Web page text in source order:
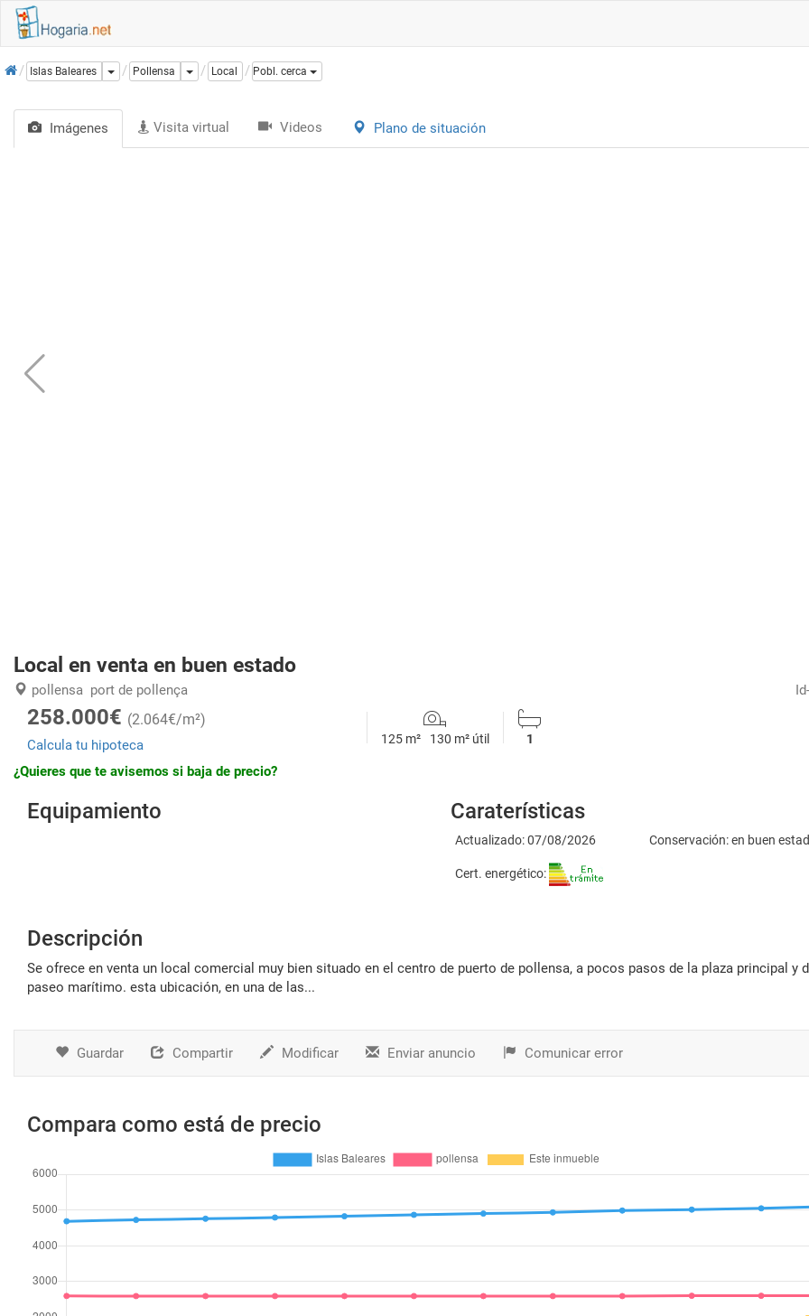
InicioIslas Baleares Dropdown
Pollensa Dropdown
Local Pobl. cerca
Imágenes Visita virtual Videos Plano de situación
Local en venta en buen estado
pollensa port de pollença
258.000€ (2.064€/m²)
Calcula tu hipoteca
125 m² 130 m² útil 1
¿Quieres que te avisemos si baja de precio?
Equipamiento Caraterísticas
Actualizado: 07/08/2026 Conservación: en buen
Cert. energético:
Descripción
se ofrece en venta un local comercial muy bien situado en el centro de puerto de pollensa, a pocos pasos de la plaza principal y del
paseo marítimo. esta ubicación, en una de las...
Guardar Compartir Modificar Enviar anuncio Comunicar error
Compara como está de precio